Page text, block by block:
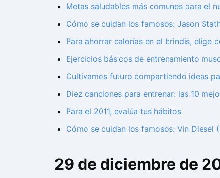
Metas saludables más comunes para el
Cómo se cuidan los famosos: Jason
Para ahorrar calorías en el brindis, elige
Ejercicios básicos de entrenamiento
Cultivamos futuro compartiendo ideas
Diez canciones para entrenar: las 10
Para el 2011, evalúa tus hábitos
Cómo se cuidan los famosos: Vin Diesel
29 de diciembre de